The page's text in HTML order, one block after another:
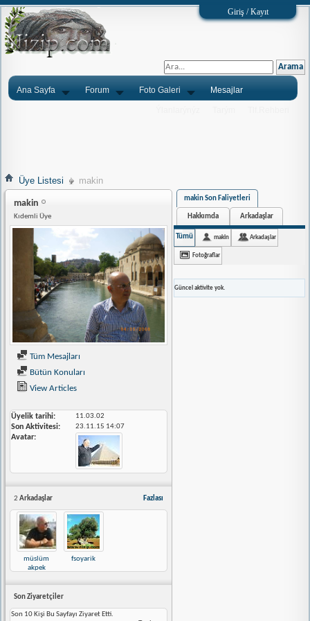
Giriş / Kayıt
Ana Sayfa Forum Foto Galeri Mesajlar
Üye Listesi makin
makin
Kıdemli Üye
Tüm Mesajları
Bütün Konuları
View Articles
Üyelik tarihi 11.03.02
Son Aktivitesi 23.11.15 14:07
Avatar
Fazlası
2 Arkadaşlar
müslüm
akpek
fsoyarik
Son Ziyaretçiler
Son 10 Kişi Bu Sayfayı Ziyaret Etti.
makin Son Faliyetleri
Hakkımda Arkadaşlar
Tümü makin Arkadaşlar
Fotoğraflar
Güncel aktivite yok.